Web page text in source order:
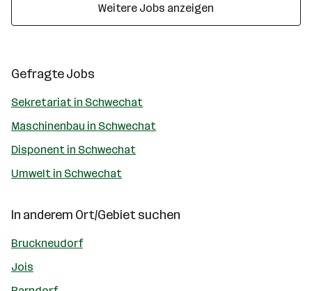
Weitere Jobs anzeigen
Gefragte Jobs
Sekretariat in Schwechat
Maschinenbau in Schwechat
Disponent in Schwechat
Umwelt in Schwechat
In anderem Ort/Gebiet suchen
Bruckneudorf
Jois